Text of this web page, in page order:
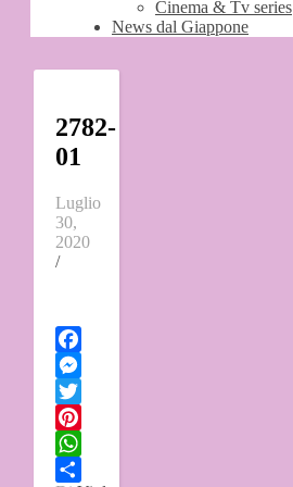
Cinema & Tv series
News dal Giappone
2782-
01
Luglio
30,
2020
/
Facebook
Messenger
Twitter
Pinterest
WhatsApp